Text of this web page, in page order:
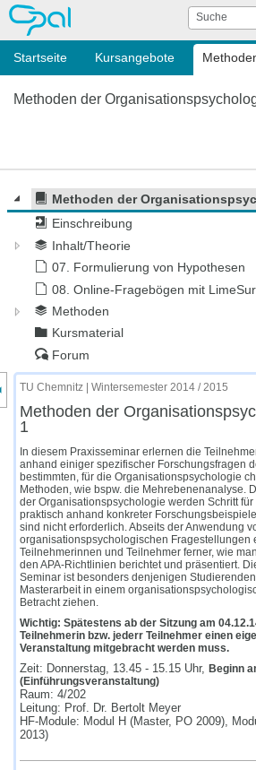
OPAL Suche
Startseite Kursangebote
Methoden der
Methoden der
Einschreibung
Inhalt/Theorie
07. Formulierung von Hypothesen
08. Online-Fragebögen mit
Methoden
Kursmaterial
Forum
des Kursmenüs
TU Chemnitz | Wintersemester 2014 / 2015
Methoden der
1
In diesem Praxisseminar erlernen die
anhand einiger spezifischer Forschungsfragen
bestimmten, für die Organisationspsychologie
Methoden, wie bspw. die Mehrebenenanalyse.
der Organisationspsychologie werden Schritt
praktisch anhand konkreter
sind nicht erforderlich. Abseits der Anwendung
organisationspsychologischen Fragestellungen
Teilnehmerinnen und Teilnehmer ferner, wie
den APA-Richtlinien berichtet und präsentiert.
Seminar ist besonders denjenigen
Masterarbeit in einem
Betracht ziehen.
Wichtig: Spätestens ab der Sitzung am
Teilnehmerin bzw. jederr Teilnehmer einen
Veranstaltung mitgebracht werden muss.
Zeit: Donnerstag, 13.45 - 15.15 Uhr,Beginn
(Einführungsveranstaltung)
Raum: 4/202
Leitung: Prof. Dr. Bertolt Meyer
HF-Module: Modul H (Master, PO 2009),
2013)